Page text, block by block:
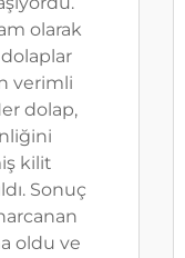
olarak
verimli
dolap,
kilit
Sonuç
oldu ve